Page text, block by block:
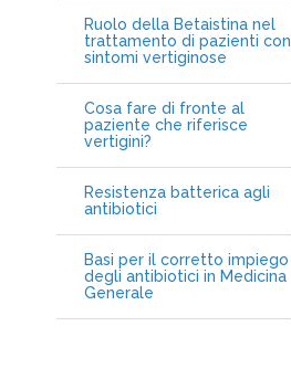
Ruolo della Betaistina nel
trattamento di pazienti con
sintomi vertiginose
Cosa fare di fronte al
paziente che riferisce
vertigini?
Resistenza batterica agli
antibiotici
Basi per il corretto impiego
degli antibiotici in Medicina
Generale